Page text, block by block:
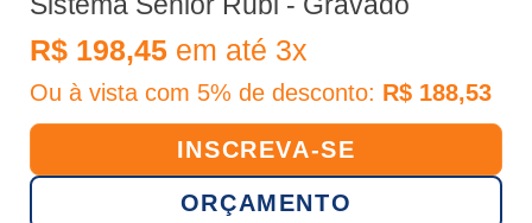
R$ 198,45 em até 3x
Ou à vista com 5% de desconto: R$ 188,53
INSCREVA-SE
ORÇAMENTO